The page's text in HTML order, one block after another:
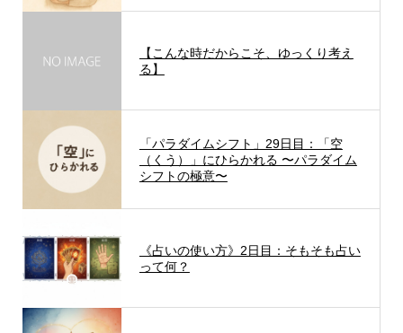
【こんな時だからこそ、ゆっくり考え
る】
「パラダイムシフト」29日目：「空
（くう）」にひらかれる 〜パラダイム
シフトの極意〜
《占いの使い方》2日目：そもそも占い
って何？